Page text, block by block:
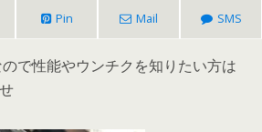
Pin Mail SMS
で性能やウンチクを知りたい方は